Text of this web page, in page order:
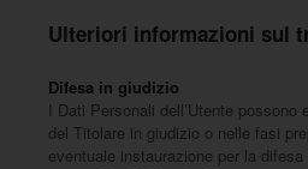
Ulteriori informazioni sul
Difesa in giudizio
I Dati Personali dell’Utente possono
del Titolare in giudizio o nelle fasi
eventuale instaurazione per la